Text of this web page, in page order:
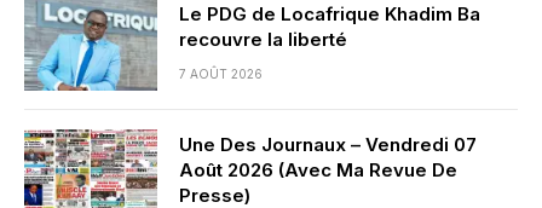
Le PDG de Locafrique Khadim Ba
recouvre la liberté
7 AOÛT 2026
Une Des Journaux – Vendredi 07
Août 2026 (Avec Ma Revue De
Presse)